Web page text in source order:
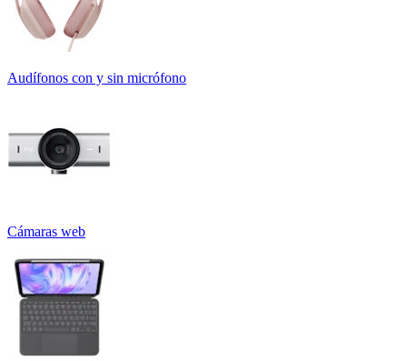
Audífonos con y sin micrófono
Cámaras web